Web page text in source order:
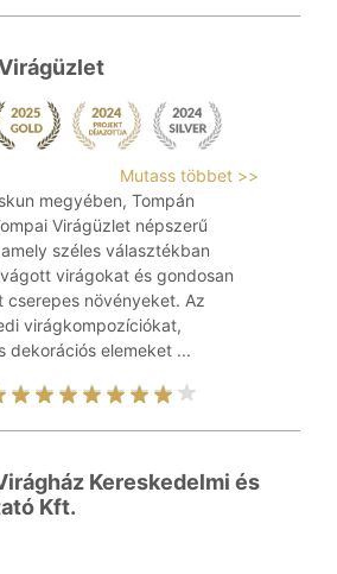
Mutass többet >>
megyében, Tompán
Virágüzlet népszerű
széles választékban
virágokat és gondosan
cserepes növényeket. Az
virágkompozíciókat,
dekorációs elemeket ...
Kereskedelmi és
Kft.